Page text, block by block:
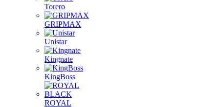
Torero
GRIPMAX
Unistar
Kingnate
KingBoss
ROYAL